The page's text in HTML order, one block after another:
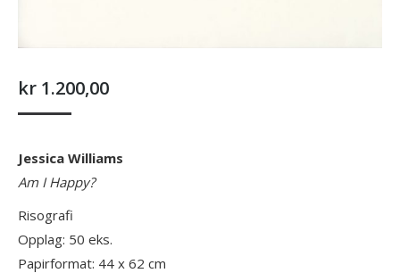
kr 1.200,00
Jessica Williams
Am I Happy?
Risografi
Opplag: 50 eks.
Papirformat: 44 x 62 cm